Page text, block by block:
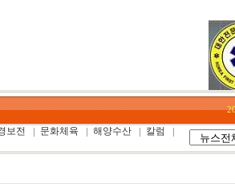
보전 문화체육 해양수산
칼럼